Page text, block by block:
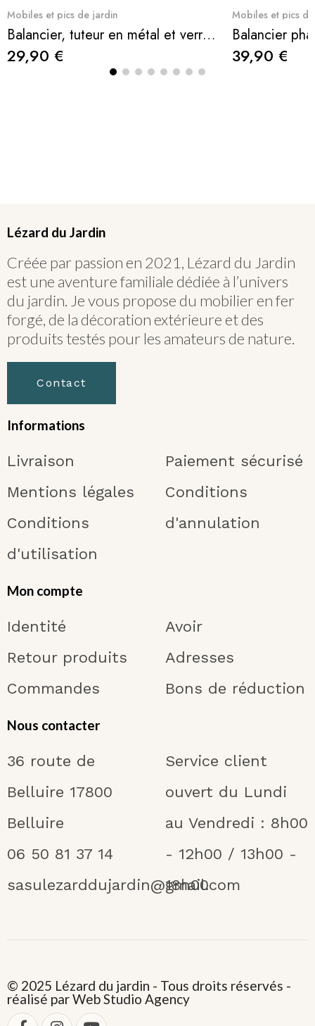
Aperçu rapide
Mobiles et pics de jardin
Balancier, tuteur en métal et verre oiseau avec chapeau
29,90 €
Mobiles et pics
Balancier
39,90 €
Lézard du Jardin
Créée par passion en 2021, Lézard du Jardin
est une aventure familiale dédiée à l’univers
du jardin. Je vous propose du mobilier en fer
forgé, de la décoration extérieure et des
produits testés pour les amateurs de nature.
Contact
Informations
Livraison
Mentions légales
Conditions
d'utilisation
Paiement sécurisé
Conditions
d'annulation
Mon compte
Identité
Retour produits
Commandes
Avoir
Adresses
Bons de réduction
Nous contacter
36 route de
Belluire 17800
Belluire
06 50 81 37 14
sasulezarddujardin@gmail.com
Service client
ouvert du Lundi
au Vendredi : 8h00
- 12h00 / 13h00 -
18h00
© 2025 Lézard du jardin - Tous droits réservés -
réalisé par Web Studio Agency